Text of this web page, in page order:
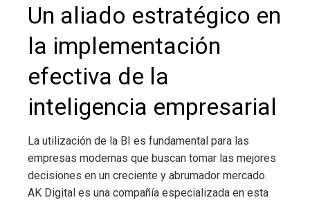
Un aliado estratégico en
la implementación
efectiva de la
inteligencia empresarial
La utilización de la BI es fundamental para las
empresas modernas que buscan tomar las mejores
decisiones en un creciente y abrumador mercado.
AK Digital es una compañía especializada en esta